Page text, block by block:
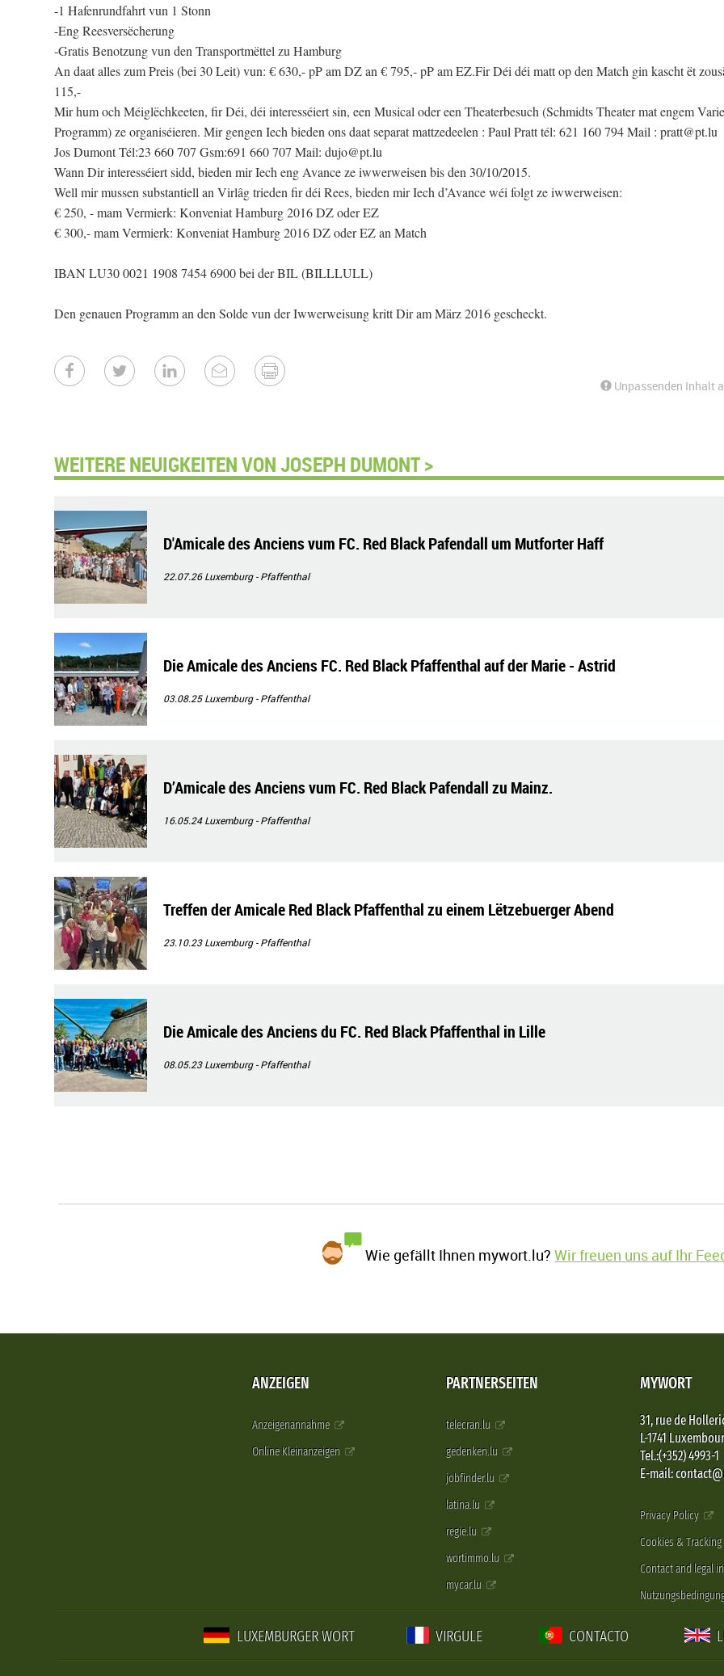
-1 Hafenrundfahrt vun 1 Stonn
-Eng Reesversëcherung
-Gratis Benotzung vun den Transportmëttel zu Hamburg
An daat alles zum Preis (bei 30 Leit) vun: € 630,- pP am DZ an € 795,- pP am EZ.Fir Déi déi matt op den Match gin kascht ët
115,-
Mir hum och Méiglëchkeeten, fir Déi, déi interesséiert sin, een Musical oder een Theaterbesuch (Schmidts Theater mat engem
Programm) ze organiséieren. Mir gengen Iech bieden ons daat separat mattzedeelen : Paul Pratt tél: 621 160 794 Mail : pratt@pt.lu
Jos Dumont Tél:23 660 707 Gsm:691 660 707 Mail: dujo@pt.lu
Wann Dir interesséiert sidd, bieden mir Iech eng Avance ze iwwerweisen bis den 30/10/2015.
Well mir mussen substantiell an Virlâg trieden fir déi Rees, bieden mir Iech d’Avance wéi folgt ze iwwerweisen:
€ 250, - mam Vermierk: Konveniat Hamburg 2016 DZ oder EZ
€ 300,- mam Vermierk: Konveniat Hamburg 2016 DZ oder EZ an Match
IBAN LU30 0021 1908 7454 6900 bei der BIL (BILLLULL)
Den genauen Programm an den Solde vun der Iwwerweisung kritt Dir am März 2016 gescheckt.
Unpassenden Inhalt
WEITERE NEUIGKEITEN VON JOSEPH DUMONT >
D'Amicale des Anciens vum FC. Red Black Pafendall um Mutforter Haff
22.07.26Luxemburg - Pfaffenthal
Die Amicale des Anciens FC. Red Black Pfaffenthal auf der Marie - Astrid
03.08.25Luxemburg - Pfaffenthal
D’Amicale des Anciens vum FC. Red Black Pafendall zu Mainz.
16.05.24Luxemburg - Pfaffenthal
Treffen der Amicale Red Black Pfaffenthal zu einem Lëtzebuerger Abend
23.10.23Luxemburg - Pfaffenthal
Die Amicale des Anciens du FC. Red Black Pfaffenthal in Lille
08.05.23Luxemburg - Pfaffenthal
Wie gefällt Ihnen mywort.lu?Wir freuen uns auf Ihr
ANZEIGEN
Anzeigenannahme
Online Kleinanzeigen
PARTNERSEITEN
telecran.lu
gedenken.lu
jobfinder.lu
latina.lu
regie.lu
wortimmo.lu
mycar.lu
MYWORT
31, rue de
L-1741
Tel.:(+352) 4993-1
E-mail:
Privacy Policy
Cookies & Tracking
Contact and legal
LUXEMBURGER WORT VIRGULE CONTACTO